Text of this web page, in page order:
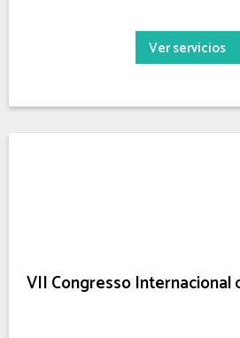
Ver servicios
VII Congresso Internacional